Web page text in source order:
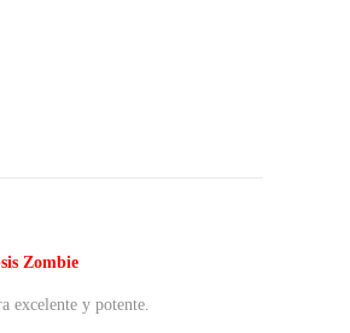
Zombie
excelente y potente.